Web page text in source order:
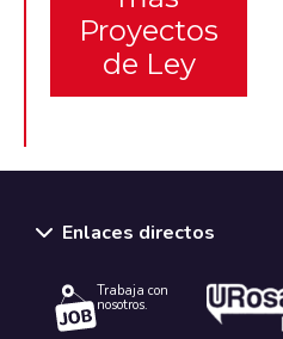
Proyectos
de Ley
Enlaces directos
Trabaja con
nosotros.